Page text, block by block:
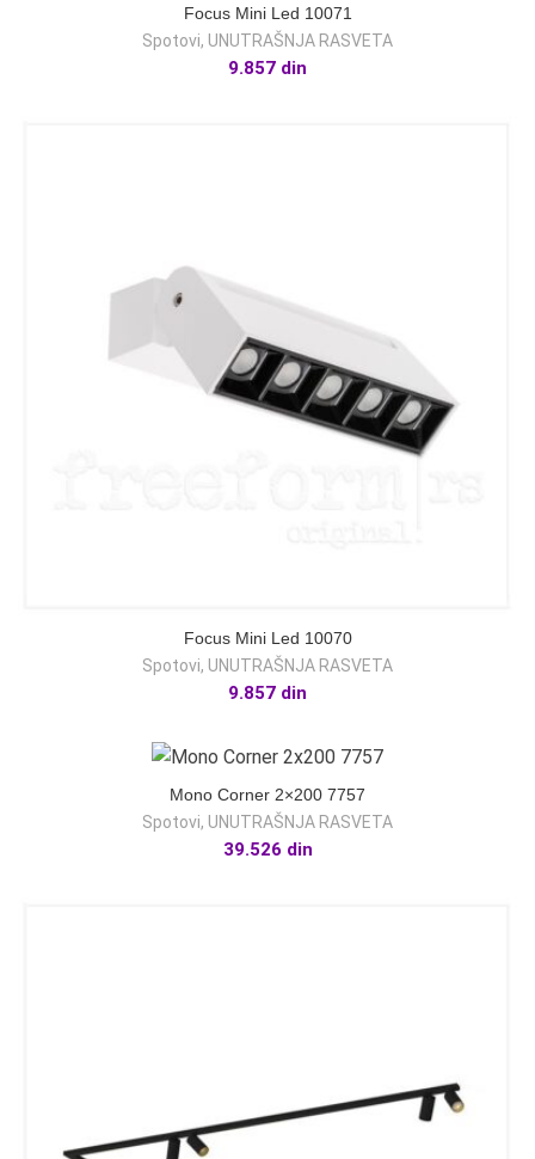
Focus Mini Led 10071
Spotovi, UNUTRAŠNJA RASVETA
9.857 din
Focus Mini Led 10070
Spotovi, UNUTRAŠNJA RASVETA
9.857 din
Mono Corner 2×200 7757
Spotovi, UNUTRAŠNJA RASVETA
39.526 din